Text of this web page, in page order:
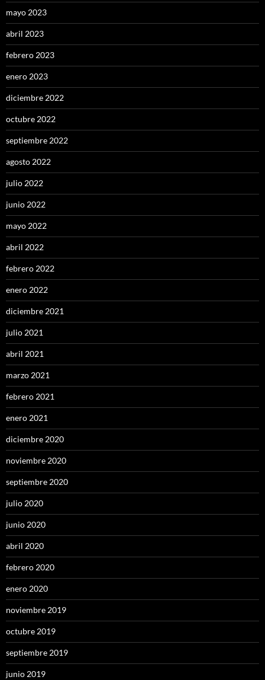
mayo 2023
abril 2023
febrero 2023
enero 2023
diciembre 2022
octubre 2022
septiembre 2022
agosto 2022
julio 2022
junio 2022
mayo 2022
abril 2022
febrero 2022
enero 2022
diciembre 2021
julio 2021
abril 2021
marzo 2021
febrero 2021
enero 2021
diciembre 2020
noviembre 2020
septiembre 2020
julio 2020
junio 2020
abril 2020
febrero 2020
enero 2020
noviembre 2019
octubre 2019
septiembre 2019
junio 2019